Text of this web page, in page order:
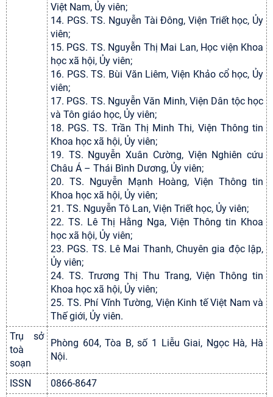
Việt Nam, Ủy viên;
14. PGS. TS. Nguyễn Tài Đông, Viện Triết học, Ủy
viên;
15. PGS. TS. Nguyễn Thị Mai Lan, Học viện Khoa
học xã hội, Ủy viên;
16. PGS. TS. Bùi Văn Liêm, Viện Khảo cổ học, Ủy
viên;
17. PGS. TS. Nguyễn Văn Minh, Viện Dân tộc học
và Tôn giáo học, Ủy viên;
18. PGS. TS. Trần Thị Minh Thi, Viện Thông tin
Khoa học xã hội, Ủy viên;
19. TS. Nguyễn Xuân Cường, Viện Nghiên cứu
Châu Á – Thái Bình Dương, Ủy viên;
20. TS. Nguyễn Mạnh Hoàng, Viện Thông tin
Khoa học xã hội, Ủy viên;
21. TS. Nguyễn Tô Lan, Viện Triết học, Ủy viên;
22. TS. Lê Thị Hằng Nga, Viện Thông tin Khoa
học xã hội, Ủy viên;
23. PGS. TS. Lê Mai Thanh, Chuyên gia độc lập,
Ủy viên;
24. TS. Trương Thị Thu Trang, Viện Thông tin
Khoa học xã hội, Ủy viên;
25. TS. Phí Vĩnh Tường, Viện Kinh tế Việt Nam và
Thế giới, Ủy viên.
Trụ sở
toà
soạn
Phòng 604, Tòa B, số 1 Liễu Giai, Ngọc Hà, Hà
Nội.
ISSN
0866-8647